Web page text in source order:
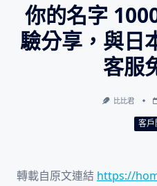
你的名字
驗分享，與日
客服
比比君
客戶
轉載自原文連結 https://